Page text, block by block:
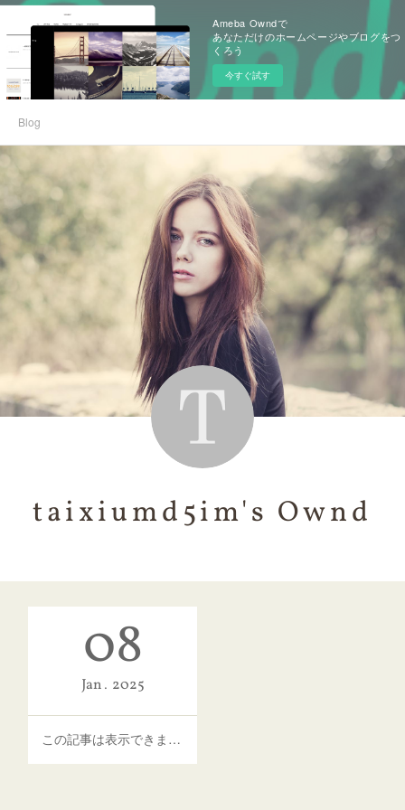
Ameba Owndで
あなただけのホームページやブログをつ
くろう
今すぐ試す
Blog
taixiumd5im's Ownd
08
Jan 2025
この記事は表示できません